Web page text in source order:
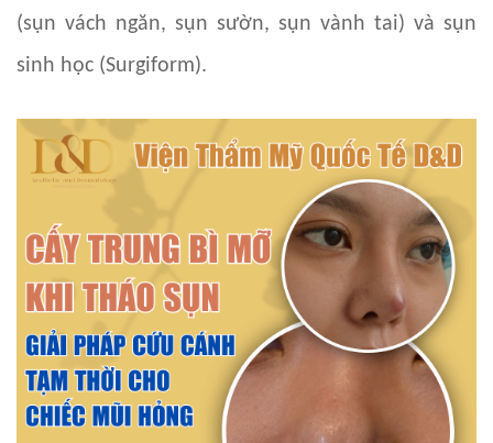
(sụn vách ngăn, sụn sườn, sụn vành tai) và sụn
sinh học (Surgiform).